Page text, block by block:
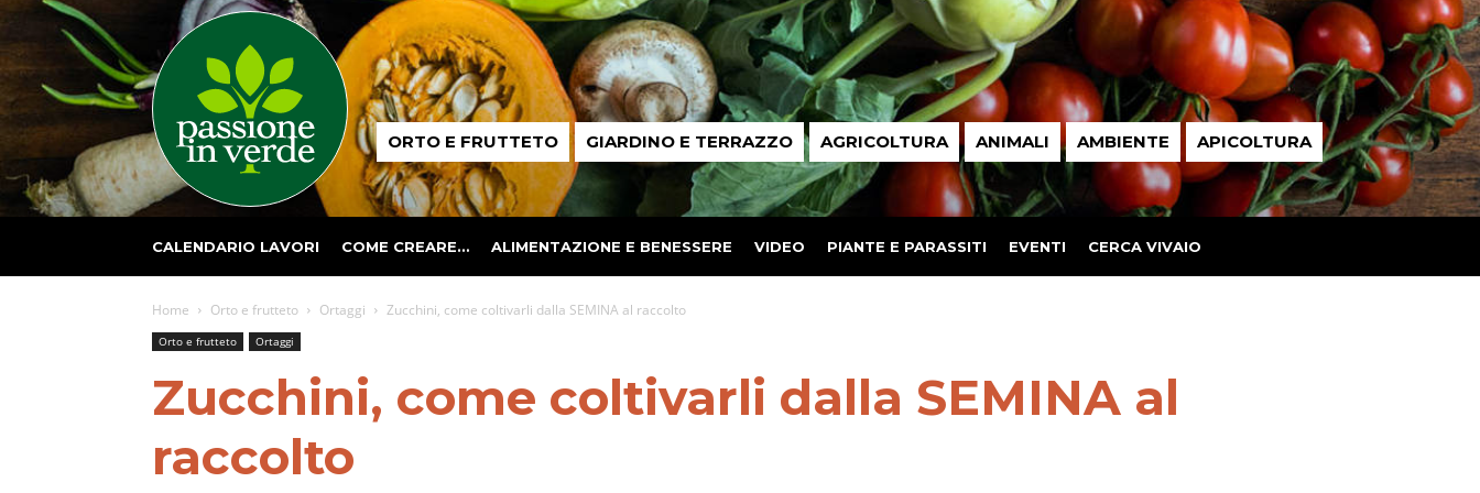
Passione
in ORTO E FRUTTETO GIARDINO E TERRAZZO AGRICOLTURA ANIMALI AMBIENTE APICOLTURA
CALENDARIO LAVORI COME CREARE… ALIMENTAZIONE E BENESSERE VIDEO PIANTE E PARASSITI EVENTI CERCA VIVAIO
Home Orto e frutteto Ortaggi Zucchini, come coltivarli dalla SEMINA al raccolto
Orto e frutteto Ortaggi
Zucchini, come coltivarli dalla SEMINA al
raccolto